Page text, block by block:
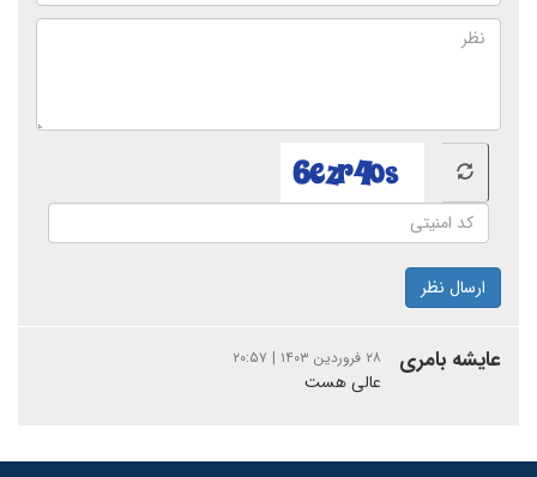
ارسال نظر
عایشه بامری ۲۸ فروردین ۱۴۰۳ | ۲۰:۵۷
عالی هست